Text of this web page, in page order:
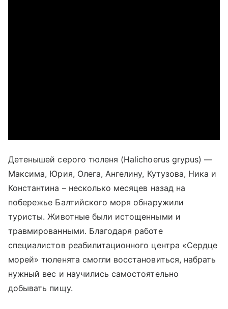
Детенышей серого тюленя (Halichoerus grypus) —
Максима, Юрия, Олега, Ангелину, Кутузова, Ника и
Константина – несколько месяцев назад на
побережье Балтийского моря обнаружили
туристы. Животные были истощенными и
травмированными. Благодаря работе
специалистов реабилитационного центра «Сердце
морей» тюленята смогли восстановиться, набрать
нужный вес и научились самостоятельно
добывать пищу.